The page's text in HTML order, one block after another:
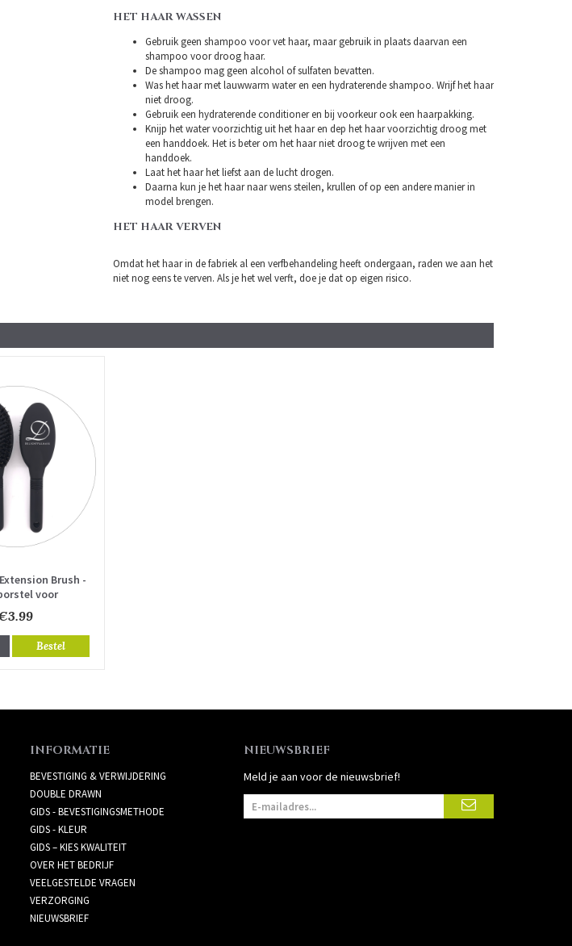
HET HAAR WASSEN
Gebruik geen shampoo voor vet haar, maar gebruik in plaats daarvan een
shampoo voor droog haar.
De shampoo mag geen alcohol of sulfaten bevatten.
Was het haar met lauwwarm water en een hydraterende shampoo. Wrijf het haar
niet droog.
Gebruik een hydraterende conditioner en bij voorkeur ook een haarpakking.
Knijp het water voorzichtig uit het haar en dep het haar voorzichtig droog met
een handdoek. Het is beter om het haar niet droog te wrijven met een
handdoek.
Laat het haar het liefst aan de lucht drogen.
Daarna kun je het haar naar wens steilen, krullen of op een andere manier in
model brengen.
HET HAAR VERVEN
Omdat het haar in de fabriek al een verfbehandeling heeft ondergaan, raden we aan het
niet nog eens te verven. Als je het wel verft, doe je dat op eigen risico.
Brush -
voor
Bestel
INFORMATIE
BEVESTIGING & VERWIJDERING
DOUBLE DRAWN
GIDS - BEVESTIGINGSMETHODE
GIDS - KLEUR
GIDS – KIES KWALITEIT
OVER HET BEDRIJF
VEELGESTELDE VRAGEN
VERZORGING
NIEUWSBRIEF
NIEUWSBRIEF
Meld je aan voor de nieuwsbrief!